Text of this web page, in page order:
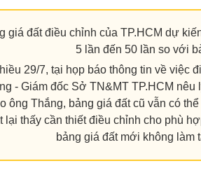
giá đất điều chỉnh của TP.HCM dự
5 lần đến 50 lần so với
29/7, tại họp báo thông tin về việc
- Giám đốc Sở TN&MT TP.HCM
ông Thắng, bảng giá đất cũ vẫn có
lại thấy cần thiết điều chỉnh cho phù
bảng giá đất mới không làm